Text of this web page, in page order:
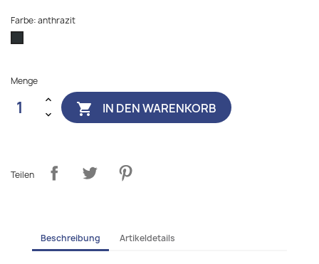
Farbe: anthrazit
Menge
 IN DEN WARENKORB
Teilen
Beschreibung Artikeldetails